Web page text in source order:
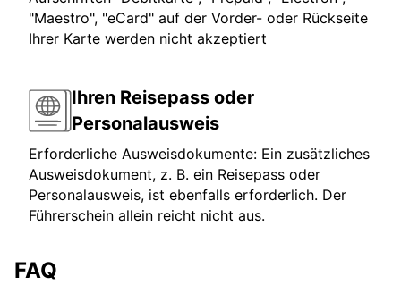
"Maestro", "eCard" auf der Vorder- oder Rückseite
Ihrer Karte werden nicht akzeptiert
Ihren Reisepass oder
Personalausweis
Erforderliche Ausweisdokumente: Ein zusätzliches
Ausweisdokument, z. B. ein Reisepass oder
Personalausweis, ist ebenfalls erforderlich. Der
Führerschein allein reicht nicht aus.
FAQ